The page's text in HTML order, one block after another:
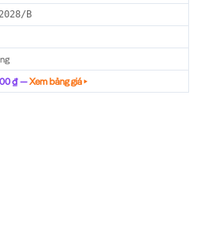
B
₫ —Xem bảng giá ▸